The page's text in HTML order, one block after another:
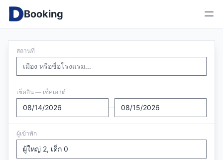
Booking
สถานที่
เช็คอิน — เช็คเอาต์
—
ผู้เข้าพัก